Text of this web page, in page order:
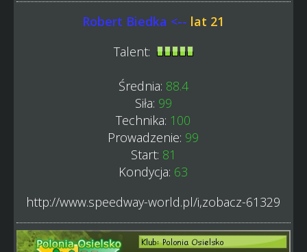
Robert Biedka <-- lat 21
Talent:
Średnia: 88.4
Siła: 99
Technika: 100
Prowadzenie: 99
Start: 81
Kondycja: 63
http://www.speedway-world.pl/i,zobacz-61329